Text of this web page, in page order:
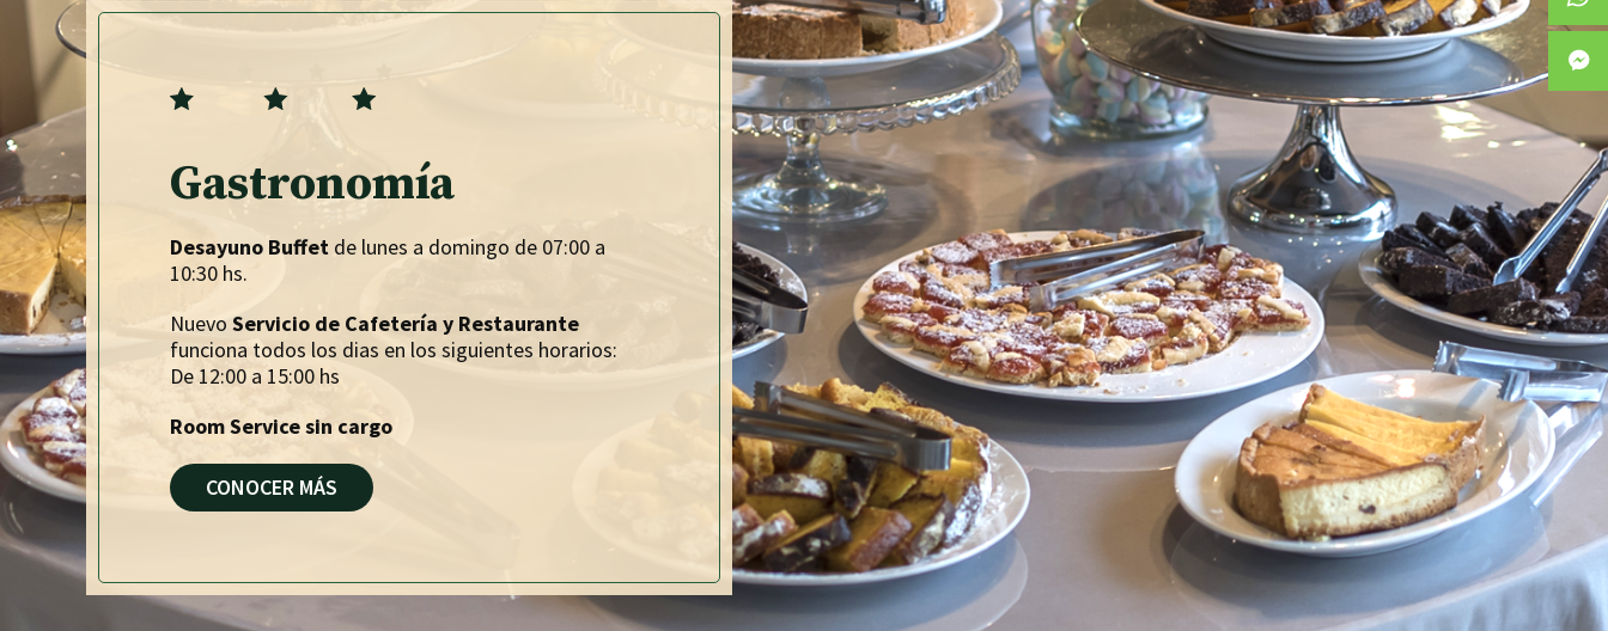
Gastronomía
Desayuno Buffet de lunes a domingo de 07:00 a
10:30 hs.
Nuevo Servicio de Cafetería y Restaurante
funciona todos los dias en los siguientes horarios:
De 12:00 a 15:00 hs
Room Service sin cargo
CONOCER MÁS